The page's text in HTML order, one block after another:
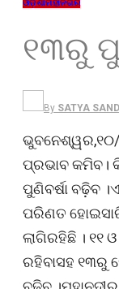
ଓଡ଼ିଶାମହାନଗର
୧୩ରୁ
By SATYA
ଭୁବନେଶ୍ୱର,୧୦/
ପ୍ରଭାବ କମିବ।
ପୁଣିବର୍ଷା ବଢ଼ିବ
ପରିଣତ
ଲାଗିରହିଛି । ୧୧
ରହିବାସହ ୧୩ରୁ